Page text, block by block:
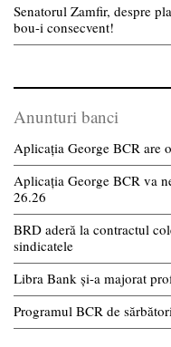
Senatorul Zamfir, despre
bou-i consecvent!
Anunturi banci
Aplicația George BCR are
Aplicația George BCR va
26.26
BRD aderă la contractul
sindicatele
Libra Bank și-a majorat
Programul BCR de